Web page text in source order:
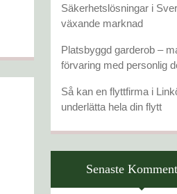
Säkerhetslösningar i
växande marknad
Platsbyggd garderob –
förvaring med personlig
Så kan en flyttfirma i
underlätta hela din flytt
Senaste